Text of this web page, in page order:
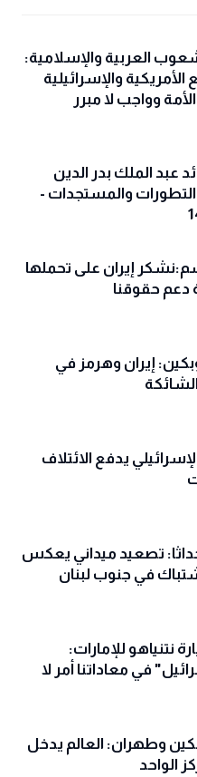
العربية والإسلامية:
والإسرائيلية
وواجب لا مبرر
عبد الملك بدر الدين
والمستجدات -
إيران على تحملها
دعم حقوقنا
إيران وهرمز في
يدفع الائتلاف
تصعيد ميداني يعكس
في جنوب لبنان
نتنياهو للإمارات:
في معاداتنا أمر لا
وطهران: العالم يدخل
الواحد